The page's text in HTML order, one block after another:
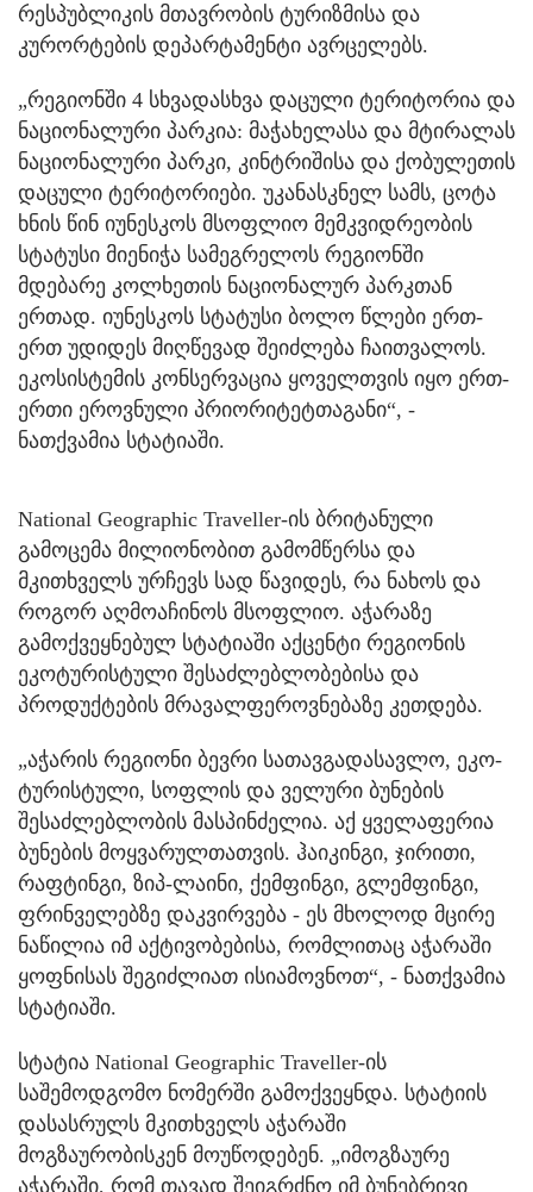
რესპუბლიკის მთავრობის ტურიზმისა და
კურორტების დეპარტამენტი ავრცელებს.
„რეგიონში 4 სხვადასხვა დაცული ტერიტორია და
ნაციონალური პარკია: მაჭახელასა და მტირალას
ნაციონალური პარკი, კინტრიშისა და ქობულეთის
დაცული ტერიტორიები. უკანასკნელ სამს, ცოტა
ხნის წინ იუნესკოს მსოფლიო მემკვიდრეობის
სტატუსი მიენიჭა სამეგრელოს რეგიონში
მდებარე კოლხეთის ნაციონალურ პარკთან
ერთად. იუნესკოს სტატუსი ბოლო წლები ერთ-
ერთ უდიდეს მიღწევად შეიძლება ჩაითვალოს.
ეკოსისტემის კონსერვაცია ყოველთვის იყო ერთ-
ერთი ეროვნული პრიორიტეტთაგანი“, -
ნათქვამია სტატიაში.
National Geographic Traveller-ის ბრიტანული
გამოცემა მილიონობით გამომწერსა და
მკითხველს ურჩევს სად წავიდეს, რა ნახოს და
როგორ აღმოაჩინოს მსოფლიო. აჭარაზე
გამოქვეყნებულ სტატიაში აქცენტი რეგიონის
ეკოტურისტული შესაძლებლობებისა და
პროდუქტების მრავალფეროვნებაზე კეთდება.
„აჭარის რეგიონი ბევრი სათავგადასავლო, ეკო-
ტურისტული, სოფლის და ველური ბუნების
შესაძლებლობის მასპინძელია. აქ ყველაფერია
ბუნების მოყვარულთათვის. ჰაიკინგი, ჯირითი,
რაფტინგი, ზიპ-ლაინი, ქემფინგი, გლემფინგი,
ფრინველებზე დაკვირვება - ეს მხოლოდ მცირე
ნაწილია იმ აქტივობებისა, რომლითაც აჭარაში
ყოფნისას შეგიძლიათ ისიამოვნოთ“, - ნათქვამია
სტატიაში.
სტატია National Geographic Traveller-ის
საშემოდგომო ნომერში გამოქვეყნდა. სტატიის
დასასრულს მკითხველს აჭარაში
მოგზაურობისკენ მოუწოდებენ. „იმოგზაურე
აჭარაში, რომ თავად შეიგრძნო იმ ბუნებრივი